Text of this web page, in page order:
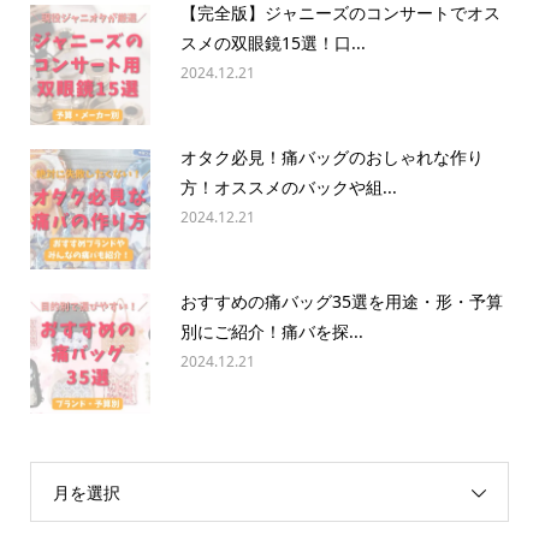
【完全版】ジャニーズのコンサートでオス
スメの双眼鏡15選！口...
2024.12.21
オタク必見！痛バッグのおしゃれな作り
方！オススメのバックや組...
2024.12.21
おすすめの痛バッグ35選を用途・形・予算
別にご紹介！痛バを探...
2024.12.21
月を選択